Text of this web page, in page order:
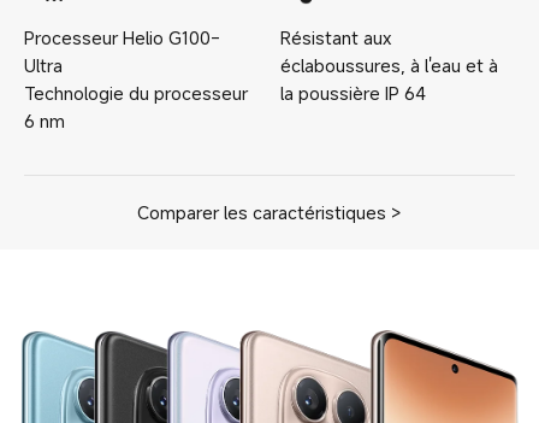
Processeur Helio G100-
Ultra
Technologie du processeur
6 nm
Résistant aux
éclaboussures, à l'eau et à
la poussière IP64
Comparer les caractéristiques >